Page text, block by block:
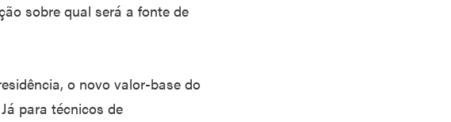
sobre qual será a fonte de
o novo valor-base do
para técnicos de